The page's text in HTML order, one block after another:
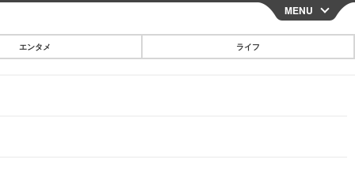
CLOSE
MENU
エンタメ ライフ